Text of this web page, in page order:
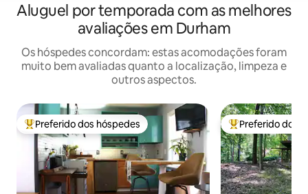
Aluguel por temporada com as melhores
avaliações em Durham
Os hóspedes concordam: estas acomodações foram
muito bem avaliadas quanto a localização, limpeza e
outros aspectos.
Entre os melhores preferidos dos hóspedes
Preferido dos hóspedes Entre os
Preferido dos